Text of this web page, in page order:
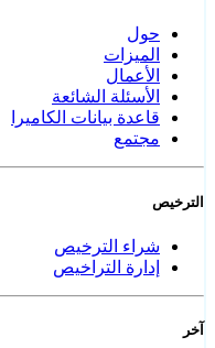
حول
الميزات
الأعمال
الأسئلة الشائعة
قاعدة بيانات الكاميرا
مجتمع
الترخيص
شراء الترخيص
إدارة التراخيص
آخر